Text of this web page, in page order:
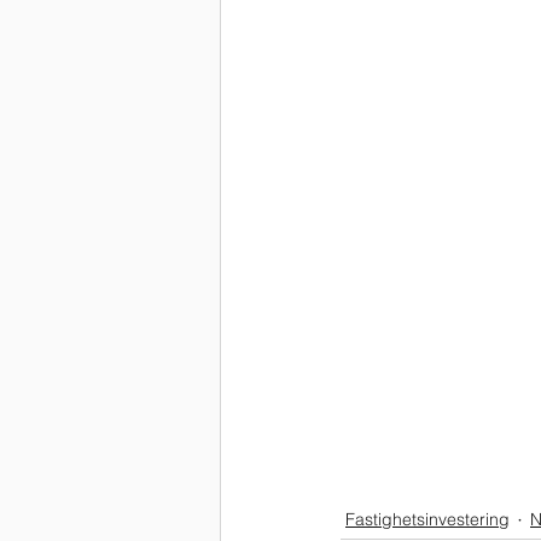
Fastighetsinvestering